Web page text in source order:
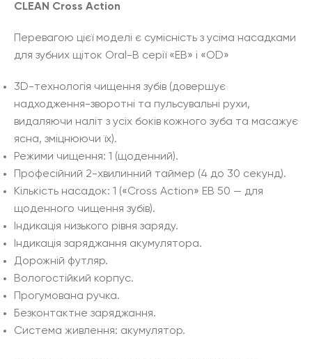
CLEAN Cross Action
Перевагою цієї моделі є сумісність з усіма насадками
для зубних щіток Oral-B серії «EB» і «OD»
3D-технологія чищення зубів (довершує
надходження-зворотні та пульсувальні рухи,
видаляючи наліт з усіх боків кожного зуба та масажує
ясна, зміцнюючи їх).
Режими чищення: 1 (щоденний).
Професійний 2-хвилинний таймер (4 до 30 секунд).
Кількість насадок: 1 («Cross Action» EB 50 — для
щоденного чищення зубів).
Індикація низького рівня заряду.
Індикація заряджання акумулятора.
Дорожній футляр.
Вологостійкий корпус.
Прогумована ручка.
Безконтактне заряджання.
Система живлення: акумулятор.